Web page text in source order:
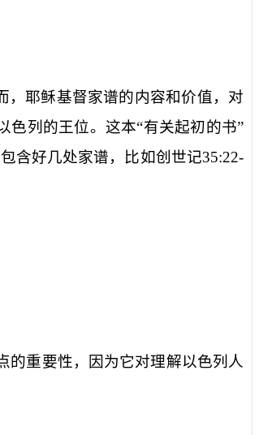
，耶稣基督家谱的内容和价值，对
色列的王位。这本“有关起初的书”
含好几处家谱，比如创世记35:22-
重要性，因为它对理解以色列人